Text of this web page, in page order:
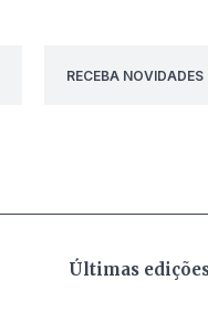
RECEBA NOVIDADES
Últimas